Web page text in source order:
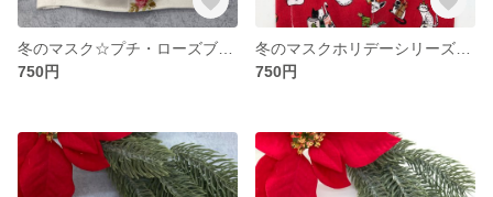
750円
750円